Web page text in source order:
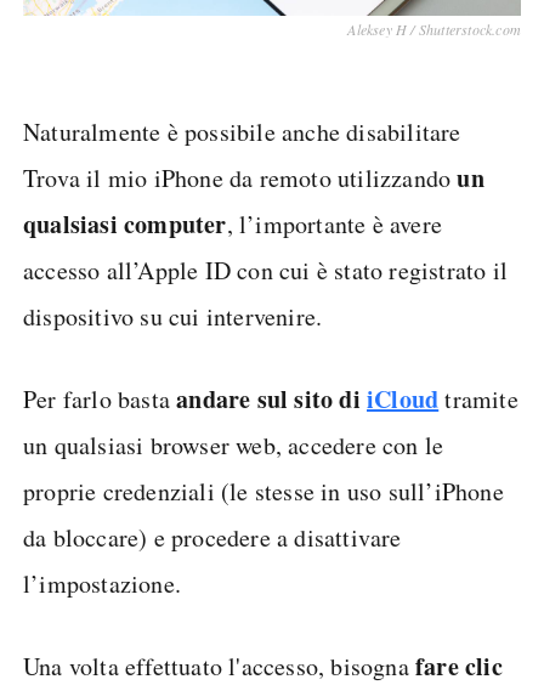
Aleksey H / Shutterstock.com
Naturalmente è possibile anche disabilitare
Trova il mio iPhone da remoto utilizzandoun
qualsiasi computer, l’importante è avere
accesso all’Apple ID con cui è stato registrato il
dispositivo su cui intervenire.
Per farlo bastaandare sul sito diiCloudtramite
un qualsiasi browser web, accedere con le
proprie credenziali (le stesse in uso sull’iPhone
da bloccare) e procedere a disattivare
l’impostazione.
Una volta effettuato l'accesso, bisognafare clic